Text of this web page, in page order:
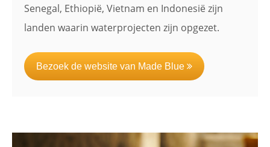
Senegal, Ethiopië, Vietnam en Indonesië zijn
landen waarin waterprojecten zijn opgezet.
Bezoek de website van Made Blue